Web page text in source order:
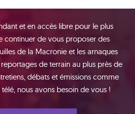
et en accès libre pour le plus
continuer de vous proposer des
de la Macronie et les arnaques
de terrain au plus près de
débats et émissions comme
nous avons besoin de vous !